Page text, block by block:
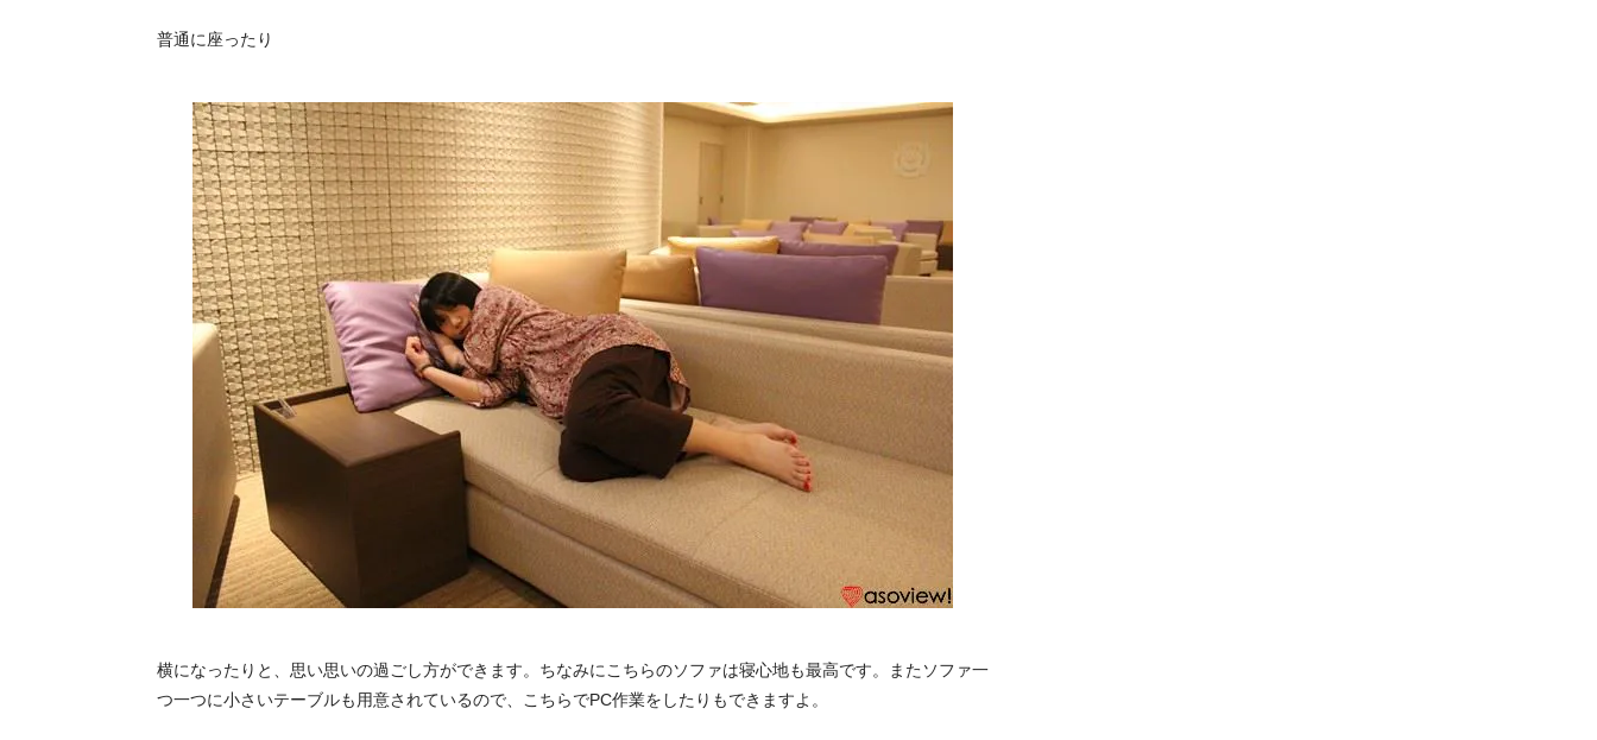
普通に座ったり
横になったりと、思い思いの過ごし方ができます。ちなみにこちらのソファは寝心地も最高です。またソファ一
つ一つに小さいテーブルも用意されているので、こちらでPC作業をしたりもできますよ。